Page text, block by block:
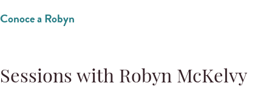
Conoce a Robyn
Sessions with Robyn McKelvy